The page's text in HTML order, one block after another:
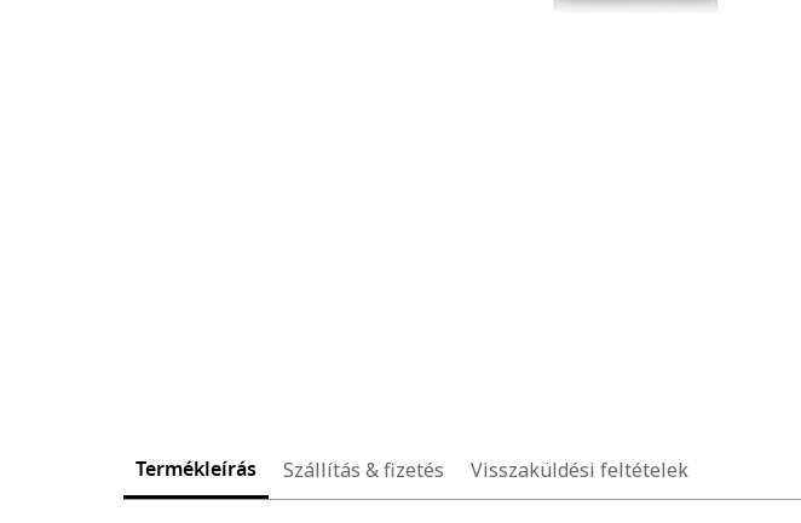
Termékleírás Szállítás & fizetés Visszaküldési feltételek